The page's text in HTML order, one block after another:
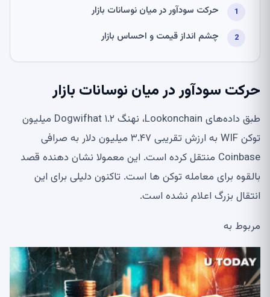
حرکت سودآور در میان نوسانات بازار
چشم انداز قیمت و احساس بازار
حرکت سودآور در میان نوسانات بازار
طبق داده‌های Lookonchain، نهنگ Dogwifhat ۱.۲ میلیون
توکن WIF به ارزش تقریبی ۳.۴۷ میلیون دلار به صرافی
Coinbase منتقل کرده است. این معمولا نشان دهنده قصد
بالقوه برای معامله توکن ها است. تاکنون دلیلی برای این
انتقال بزرگ اعلام نشده است.
مربوط به